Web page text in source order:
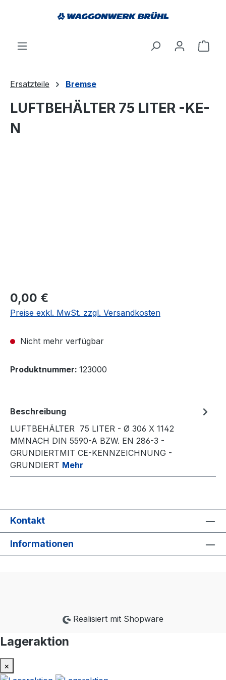
Ersatzteile Bremse
LUFTBEHÄLTER 75 LITER -KE-
N
0,00 €
Preise exkl. MwSt. zzgl. Versandkosten
Nicht mehr verfügbar
Produktnummer: 123000
Beschreibung
LUFTBEHÄLTER 75 LITER - Ø 306 X 1142
MMNACH DIN 5590-A BZW. EN 286-3 -
GRUNDIERTMIT CE-KENNZEICHNUNG -
GRUNDIERT Mehr
Kontakt
Informationen
Realisiert mit Shopware
Lageraktion
×